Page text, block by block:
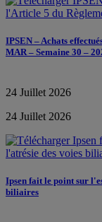
IPSEN – Achats
MAR – Semaine 30 –
24 Juillet 2026
24 Juillet 2026
Ipsen fait le point sur
biliaires